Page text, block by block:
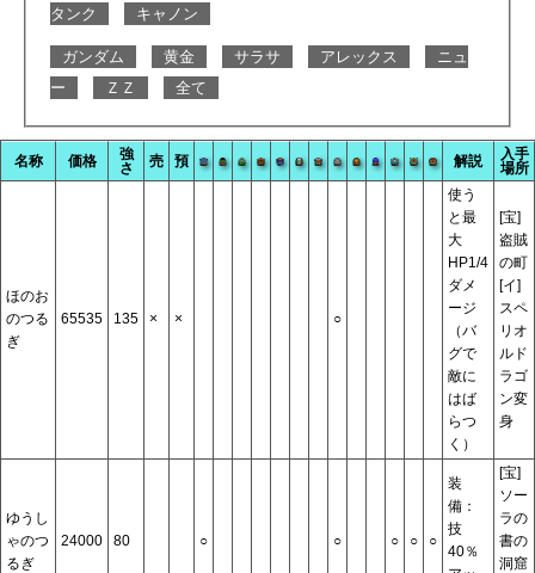
タンク
キャノン
ガンダム 黄金 サラサ アレックス
ニュ
ー
ＺＺ 全て
名称 価格
強
さ
売 預 解説
入手
場所
ほのお
のつる
ぎ
65535 135 × × ○
使う
と最
大
HP1/4
ダメ
ージ
（バ
グで
敵に
はば
らつ
く）
[宝]
盗賊
の町
[イ]
スペ
リオ
ルド
ラゴ
ン変
身
ゆうし
ゃのつ
るぎ
24000 80 ○ ○ ○ ○ ○
装
備：
技
40％
[宝]
ソー
ラの
書の
洞窟